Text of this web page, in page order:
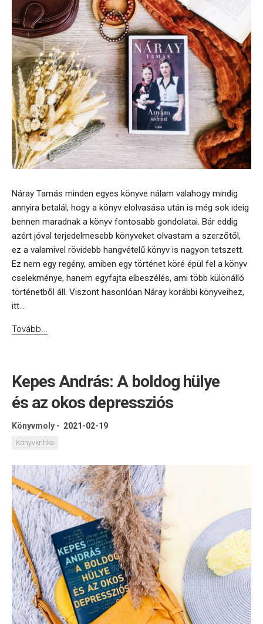
Náray Tamás minden egyes könyve nálam valahogy mindig
annyira betalál, hogy a könyv elolvasása után is még sok ideig
bennen maradnak a könyv fontosabb gondolatai. Bár eddig
azért jóval terjedelmesebb könyveket olvastam a szerzőtől,
ez a valamivel rövidebb hangvételű könyv is nagyon tetszett.
Ez nem egy regény, amiben egy történet köré épül fel a könyv
cselekménye, hanem egyfajta elbeszélés, ami több különálló
történetből áll. Viszont hasonlóan Náray korábbi könyveihez,
itt...
Tovább...
Kepes András: A boldog hülye
és az okos depressziós
Könyvmoly - 2021-02-19
Könyvkritika